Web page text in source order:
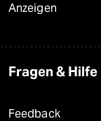
Anzeigen
Fragen & Hilfe
Feedback